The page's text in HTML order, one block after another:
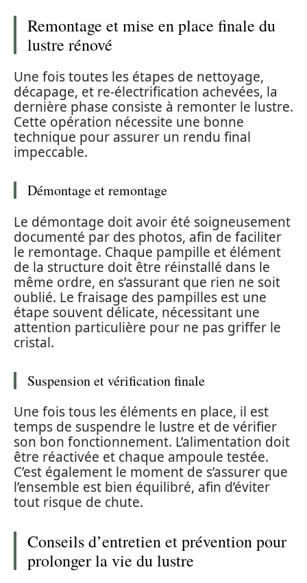
Remontage et mise en place finale du
lustre rénové
Une fois toutes les étapes de nettoyage,
décapage, et re-électrification achevées, la
dernière phase consiste à remonter le lustre.
Cette opération nécessite une bonne
technique pour assurer un rendu final
impeccable.
Démontage et remontage
Le démontage doit avoir été soigneusement
documenté par des photos, afin de faciliter
le remontage. Chaque pampille et élément
de la structure doit être réinstallé dans le
même ordre, en s’assurant que rien ne soit
oublié. Le fraisage des pampilles est une
étape souvent délicate, nécessitant une
attention particulière pour ne pas griffer le
cristal.
Suspension et vérification finale
Une fois tous les éléments en place, il est
temps de suspendre le lustre et de vérifier
son bon fonctionnement. L’alimentation doit
être réactivée et chaque ampoule testée.
C’est également le moment de s’assurer que
l’ensemble est bien équilibré, afin d’éviter
tout risque de chute.
Conseils d’entretien et prévention pour
prolonger la vie du lustre